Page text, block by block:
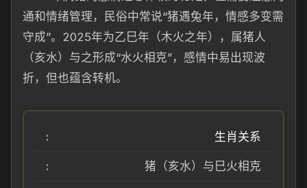
通和情绪管理，民俗中常说“猪遇兔年，情感多变需
守成”。2025年为乙巳年（木火之年），属猪人
（亥水）与之形成“水火相克”，感情中易出现波
折，但也蕴含转机。
生肖关系
猪（亥水）与巳火相克